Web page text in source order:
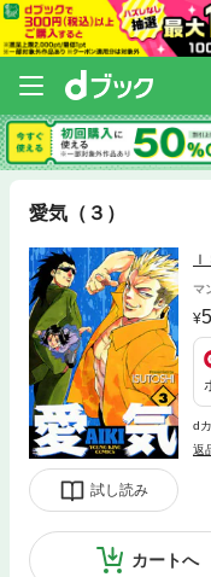
愛気（３）
試し読み
マ
d
返
カートへ